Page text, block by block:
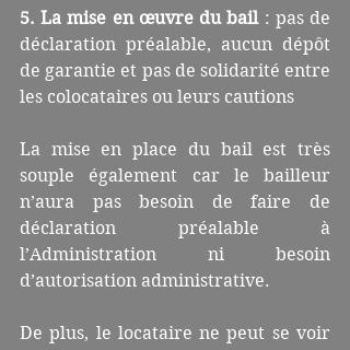
5. La mise en œuvre du bail : pas de
déclaration préalable, aucun dépôt
de garantie et pas de solidarité entre
les colocataires ou leurs cautions
La mise en place du bail est très
souple également car le bailleur
n’aura pas besoin de faire de
déclaration préalable à
l’Administration ni besoin
d’autorisation administrative.
De plus, le locataire ne peut se voir